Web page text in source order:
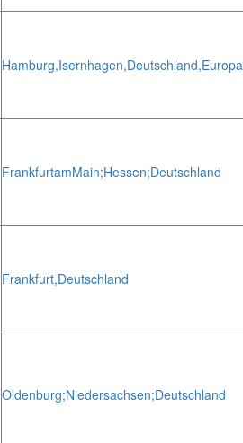
Hamburg,Isernhagen,Deutschland,Europa
FrankfurtamMain;Hessen;Deutschland
Frankfurt,Deutschland
Oldenburg;Niedersachsen;Deutschland